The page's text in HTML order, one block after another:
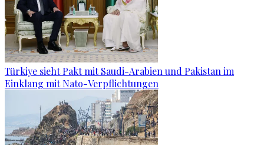
Türkiye sieht Pakt mit Saudi-Arabien und Pakistan im
Einklang mit Nato-Verpflichtungen